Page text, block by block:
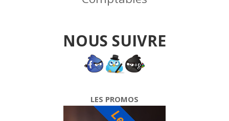
NOUS SUIVRE
LES PROMOS